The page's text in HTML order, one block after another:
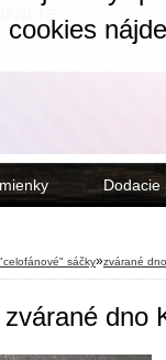
cookies
Dodacie
sáčky»zvárané dno
dno